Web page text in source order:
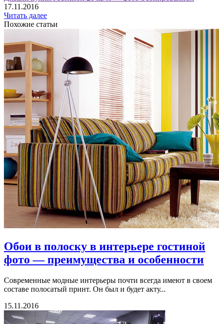
17.11.2016
Читать далее
Похожие статьи
Обои в полоску в интерьере гостиной
фото — преимущества и особенности
Современные модные интерьеры почти всегда имеют в своем
составе полосатый принт. Он был и будет акту...
15.11.2016